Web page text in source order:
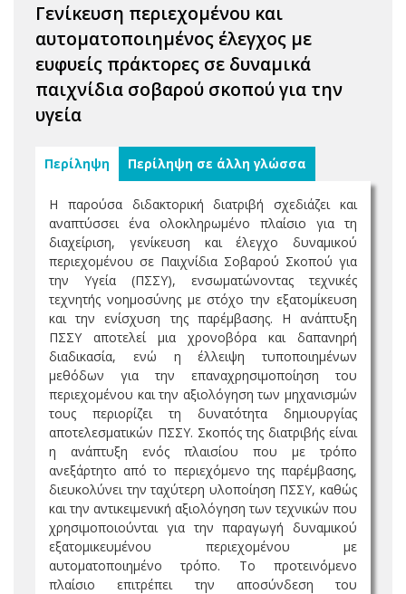
Γενίκευση περιεχομένου και
αυτοματοποιημένος έλεγχος με
ευφυείς πράκτορες σε δυναμικά
παιχνίδια σοβαρού σκοπού για την
υγεία
Περίληψη Περίληψη σε άλλη γλώσσα
Η παρούσα διδακτορική διατριβή σχεδιάζει και
αναπτύσσει ένα ολοκληρωμένο πλαίσιο για τη
διαχείριση, γενίκευση και έλεγχο δυναμικού
περιεχομένου σε Παιχνίδια Σοβαρού Σκοπού για
την Υγεία (ΠΣΣΥ), ενσωματώνοντας τεχνικές
τεχνητής νοημοσύνης με στόχο την εξατομίκευση
και την ενίσχυση της παρέμβασης. Η ανάπτυξη
ΠΣΣΥ αποτελεί μια χρονοβόρα και δαπανηρή
διαδικασία, ενώ η έλλειψη τυποποιημένων
μεθόδων για την επαναχρησιμοποίηση του
περιεχομένου και την αξιολόγηση των μηχανισμών
τους περιορίζει τη δυνατότητα δημιουργίας
αποτελεσματικών ΠΣΣΥ. Σκοπός της διατριβής είναι
η ανάπτυξη ενός πλαισίου που με τρόπο
ανεξάρτητο από το περιεχόμενο της παρέμβασης,
διευκολύνει την ταχύτερη υλοποίηση ΠΣΣΥ, καθώς
και την αντικειμενική αξιολόγηση των τεχνικών που
χρησιμοποιούνται για την παραγωγή δυναμικού
εξατομικευμένου περιεχομένου με
αυτοματοποιημένο τρόπο. Το προτεινόμενο
πλαίσιο επιτρέπει την αποσύνδεση του